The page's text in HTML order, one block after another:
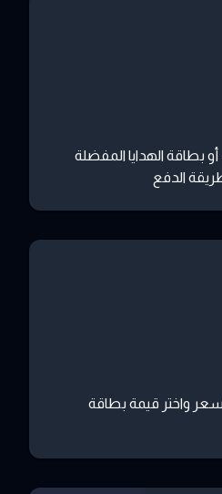
بطاقة الهدايا المفضلة
الدفع
واختر قيمة بطاقة